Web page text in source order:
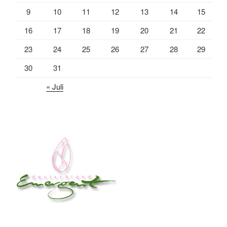
9
10 11 12 13 14
15
16
17 18 19 20 21
22
23
24 25 26 27 28
29
30
31
« Juli